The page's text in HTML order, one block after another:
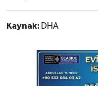
Kaynak: DHA